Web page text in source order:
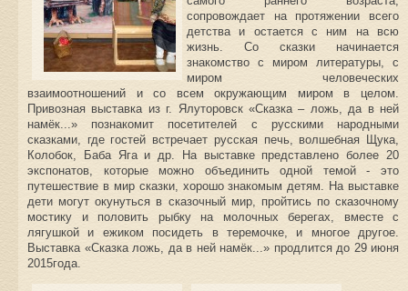
сопровождает на протяжении всего
детства и остается с ним на всю
жизнь. Со сказки начинается
знакомство с миром литературы, с
миром человеческих
взаимоотношений и со всем окружающим миром в целом.
Привозная выставка из г. Ялуторовск «Сказка – ложь, да в ней
намёк...» познакомит посетителей с русскими народными
сказками, где гостей встречает русская печь, волшебная Щука,
Колобок, Баба Яга и др. На выставке представлено более 20
экспонатов, которые можно объединить одной темой - это
путешествие в мир сказки, хорошо знакомым детям. На выставке
дети могут окунуться в сказочный мир, пройтись по сказочному
мостику и половить рыбку на молочных берегах, вместе с
лягушкой и ежиком посидеть в теремочке, и многое другое.
Выставка «Сказка ложь, да в ней намёк...» продлится до 29 июня
2015года.